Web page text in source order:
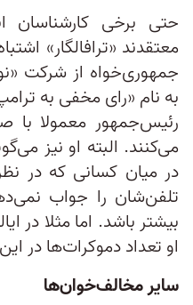
حتی برخی کارشناسان
معتقدند «ترافالگار»
جمهوری‌خواه از شرکت
به نام «رای مخفی به
رئیس‌جمهور معمولا با
می‌کنند. البته او نیز
در میان کسانی که در
تلفن‌شان را جواب
بیشتر باشد. اما مثلا در
او تعداد دموکرات‌ها در
سایر مخالف‌خوان‌ها